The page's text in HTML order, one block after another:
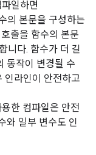
일하면
의 본문을 구성하는
출을 함수의 본문
니다. 함수가 더 길
동작이 변경될 수
인라인이 안전하고
한 컴파일은 안전
와 일부 변수도 인